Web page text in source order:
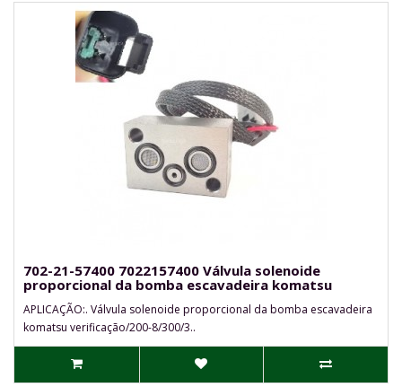
702-21-57400 7022157400 Válvula solenoide
proporcional da bomba escavadeira komatsu
APLICAÇÃO:. Válvula solenoide proporcional da bomba escavadeira
komatsu verificação/200-8/300/3..